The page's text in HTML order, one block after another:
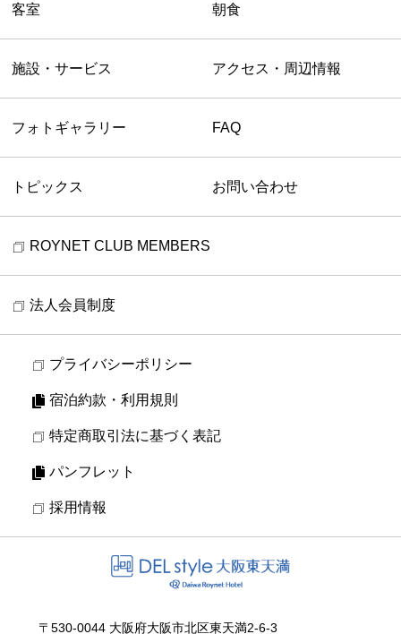
客室 朝食
施設・サービス アクセス・周辺情報
フォトギャラリー FAQ
トピックス お問い合わせ
ROYNET CLUB MEMBERS
法人会員制度
プライバシーポリシー
宿泊約款・利用規則
特定商取引法に基づく表記
パンフレット
採用情報
〒530-0044 大阪府大阪市北区東天満2-6-3